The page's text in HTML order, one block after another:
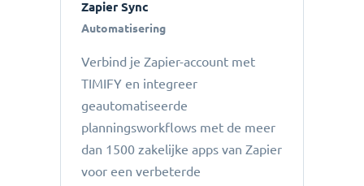
Zapier Sync
Automatisering
Verbind je Zapier-account met
TIMIFY en integreer
geautomatiseerde
planningsworkflows met de meer
dan 1500 zakelijke apps van Zapier
voor een verbeterde